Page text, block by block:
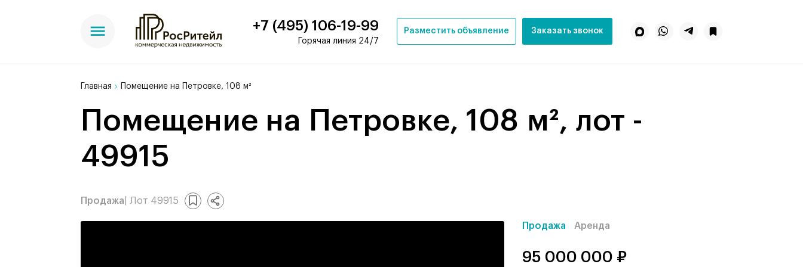
+7 (495) 106-19-99
Горячая линия 24/7
Разместить объявление Заказать звонок
Главная Помещение на Петровке, 108 м²
Помещение на Петровке, 108 м², лот -
49915
Продажа | Лот 49915
Продажа Аренда
95 000 000 ₽